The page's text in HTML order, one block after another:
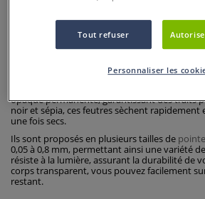
peinture opaque, ou bien encore les
stylos Line Maker Derwentsont des
opaque permanente, garantissant des traits
noir et sépia, ces feutres sèchent
une fois secs.
Ils sont proposés en plusieurs tailles de
0,05 à 0,8 mm, permettant ainsi une variété
résiste à la lumière, assurant la durabilité de
corps transparent, vous pouvez facilement
restant.
Tout refuser
Personnaliser les